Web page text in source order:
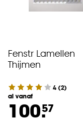
Fenstr Lamellen
Thijmen
4(2)
al vanaf
100.57